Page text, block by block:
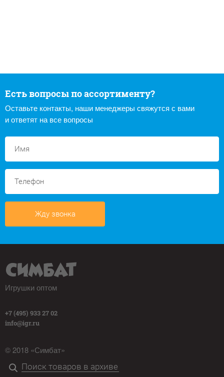
Есть вопросы по ассортименту?
Оставьте контакты, наши менеджеры свяжутся с вами
и ответят на все вопросы
Жду звонка
Игрушки оптом
+7 (495) 933 27 02
info@igr.ru
© 2018 «Симбат»